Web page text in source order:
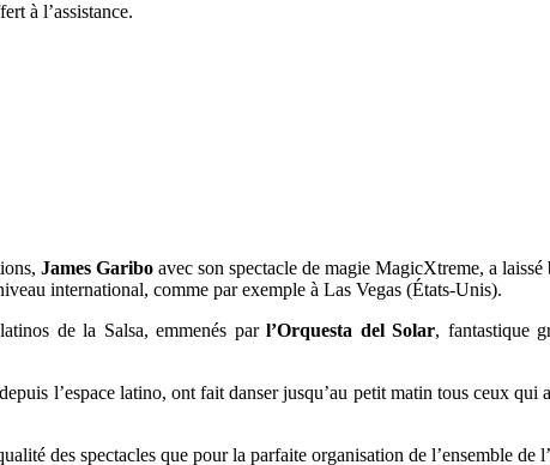
à l’assistance.
James Garibo avec son spectacle de magie MagicXtreme, a
international, comme par exemple à Las Vegas (États-Unis).
de la Salsa, emmenés par l’Orquesta del Solar, fantastique
l’espace latino, ont fait danser jusqu’au petit matin tous ceux qui
des spectacles que pour la parfaite organisation de l’ensemble de